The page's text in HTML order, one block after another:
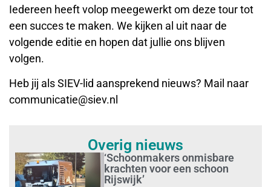
Iedereen heeft volop meegewerkt om deze tour tot
een succes te maken. We kijken al uit naar de
volgende editie en hopen dat jullie ons blijven
volgen.
Heb jij als SIEV-lid aansprekend nieuws? Mail naar
communicatie@siev.nl
Overig nieuws
‘Schoonmakers onmisbare
krachten voor een schoon
Rijswijk’